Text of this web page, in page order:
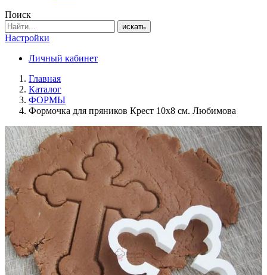
Поиск
искать
Настройки
Личный кабинет
Главная
Каталог
ФОРМЫ
Формочка для пряников Крест 10х8 см. Любимова